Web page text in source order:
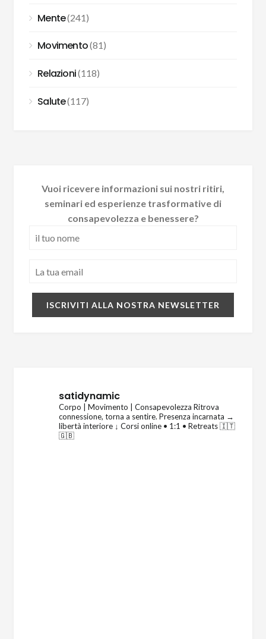
Mente(241)
Movimento(81)
Relazioni(118)
Salute(117)
Vuoi ricevere informazioni sui nostri ritiri,
seminari ed esperienze trasformative di
consapevolezza e benessere?
satidynamic
Corpo | Movimento | Consapevolezza Ritrova
connessione, torna a sentire. Presenza incarnata →
libertà interiore↓ Corsi online • 1:1 • Retreats 🇮🇹
🇬🇧